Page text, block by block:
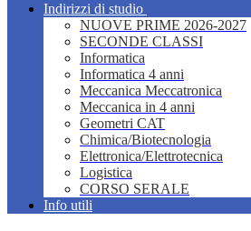
Indirizzi di studio
NUOVE PRIME 2026-2027
SECONDE CLASSI
Informatica
Informatica 4 anni
Meccanica Meccatronica
Meccanica in 4 anni
Geometri CAT
Chimica/Biotecnologia
Elettronica/Elettrotecnica
Logistica
CORSO SERALE
Info utili